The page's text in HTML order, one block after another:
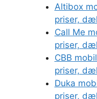
Altibox
priser,
Call Me
priser,
CBB
priser,
Duka
priser,